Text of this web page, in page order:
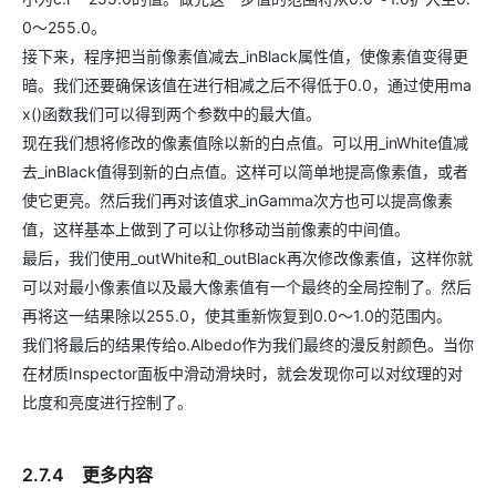
0～255.0。
接下来，程序把当前像素值减去_inBlack属性值，使像素值变得更
暗。我们还要确保该值在进行相减之后不得低于0.0，通过使用ma
x()函数我们可以得到两个参数中的最大值。
现在我们想将修改的像素值除以新的白点值。可以用_inWhite值减
去_inBlack值得到新的白点值。这样可以简单地提高像素值，或者
使它更亮。然后我们再对该值求_inGamma次方也可以提高像素
值，这样基本上做到了可以让你移动当前像素的中间值。
最后，我们使用_outWhite和_outBlack再次修改像素值，这样你就
可以对最小像素值以及最大像素值有一个最终的全局控制了。然后
再将这一结果除以255.0，使其重新恢复到0.0～1.0的范围内。
我们将最后的结果传给o.Albedo作为我们最终的漫反射颜色。当你
在材质Inspector面板中滑动滑块时，就会发现你可以对纹理的对
比度和亮度进行控制了。
2.7.4 更多内容